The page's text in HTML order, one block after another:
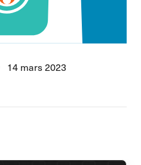
14 mars 2023